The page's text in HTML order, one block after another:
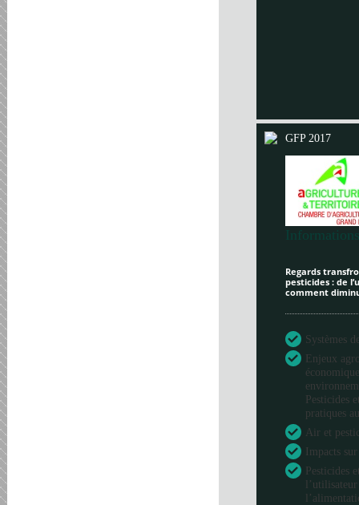
GFP 2017
Regards
pesticides : de
comment
Systèmes
Enjeux
Pesticides
pratiques
Air et
Impacts
Pesticides